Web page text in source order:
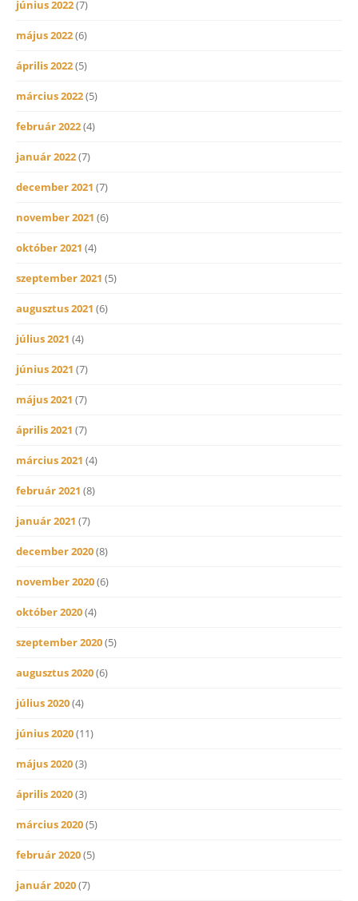
június 2022(7)
május 2022(6)
április 2022(5)
március 2022(5)
február 2022(4)
január 2022(7)
december 2021 (7)
november 2021 (6)
október 2021 (4)
szeptember 2021 (5)
augusztus 2021 (6)
július 2021 (4)
június 2021 (7)
május 2021 (7)
április 2021 (7)
március 2021 (4)
február 2021 (8)
január 2021 (7)
december 2020(8)
november 2020(6)
október 2020(4)
szeptember 2020(5)
augusztus 2020(6)
július 2020(4)
június 2020(11)
május 2020(3)
április 2020(3)
március 2020(5)
február 2020(5)
január 2020(7)